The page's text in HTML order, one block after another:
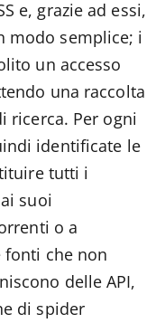
e, grazie ad essi,
modo semplice; i
un accesso
una raccolta
ricerca. Per ogni
identificate le
tutti i
suoi
o a
che non
delle API,
di spider